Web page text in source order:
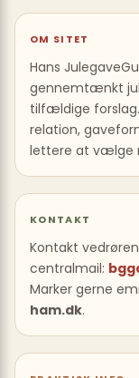
OM SITET
Hans
gennemtænkt
tilfældige
relation,
lettere at vælge
KONTAKT
Kontakt
centralmail:
Marker gerne
ham.dk.